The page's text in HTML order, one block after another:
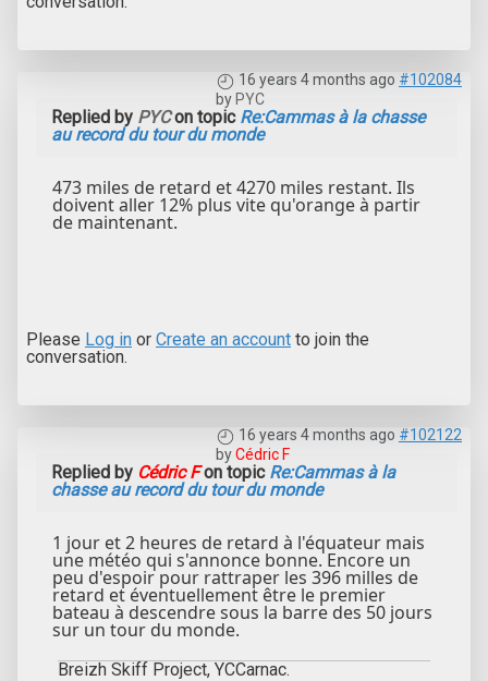
16 years 4 months ago #102084
byPYC
Replied by PYCon topic Re:Cammas à la chasse
au record du tour du monde
473 miles de retard et 4270 miles restant. Ils
doivent aller 12% plus vite qu'orange à partir
de maintenant.
Please Log in or Create an account to join the
conversation.
16 years 4 months ago #102122
byCédric F
Replied by Cédric Fon topic Re:Cammas à la
chasse au record du tour du monde
1 jour et 2 heures de retard à l'équateur mais
une météo qui s'annonce bonne. Encore un
peu d'espoir pour rattraper les 396 milles de
retard et éventuellement être le premier
bateau à descendre sous la barre des 50 jours
sur un tour du monde.
Breizh Skiff Project, YCCarnac.